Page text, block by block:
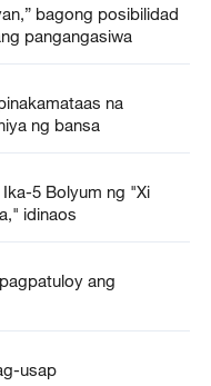
bagong posibilidad
pangangasiwa
na
ng bansa
5 Bolyum ng "Xi
idinaos
ang
usap